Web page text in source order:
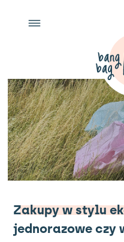
Zakupy w stylu
jednorazowe czy